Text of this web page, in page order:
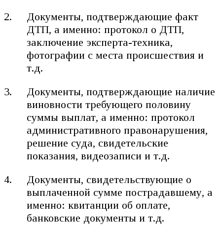
Документы, подтверждающие факт
ДТП, а именно: протокол о ДТП,
заключение эксперта-техника,
фотографии с места происшествия и
т.д.
Документы, подтверждающие наличие
виновности требующего половину
суммы выплат, а именно: протокол
административного правонарушения,
решение суда, свидетельские
показания, видеозаписи и т.д.
Документы, свидетельствующие о
выплаченной сумме пострадавшему, а
именно: квитанции об оплате,
банковские документы и т.д.